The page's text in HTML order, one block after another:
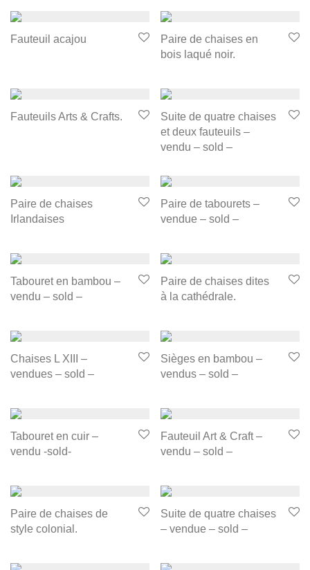
Fauteuil acajou
Paire de chaises en
bois laqué noir.
Fauteuils Arts & Crafts.
Suite de quatre chaises
et deux fauteuils –
vendu – sold –
Paire de chaises
Irlandaises
Paire de tabourets –
vendue – sold –
Tabouret en bambou –
vendu – sold –
Paire de chaises dites
à la cathédrale.
Chaises L XIII –
vendues – sold –
Sièges en bambou –
vendus – sold –
Tabouret en cuir –
vendu -sold-
Fauteuil Art & Craft –
vendu – sold –
Paire de chaises de
style colonial.
Suite de quatre chaises
– vendue – sold –